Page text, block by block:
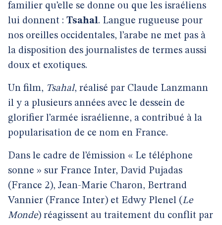
familier qu’elle se donne ou que les israéliens
lui donnent : Tsahal. Langue rugueuse pour
nos oreilles occidentales, l’arabe ne met pas à
la disposition des journalistes de termes aussi
doux et exotiques.
Un film, Tsahal, réalisé par Claude Lanzmann
il y a plusieurs années avec le dessein de
glorifier l’armée israélienne, a contribué à la
popularisation de ce nom en France.
Dans le cadre de l’émission « Le téléphone
sonne » sur France Inter, David Pujadas
(France 2), Jean-Marie Charon, Bertrand
Vannier (France Inter) et Edwy Plenel (Le
Monde) réagissent au traitement du conflit par